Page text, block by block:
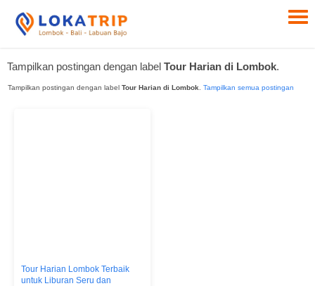
Tampilkan postingan dengan label Tour Harian di Lombok.
Tampilkan postingan dengan label Tour Harian di Lombok Tampilkan semua postingan
Tour Harian Lombok Terbaik
untuk Liburan Seru dan